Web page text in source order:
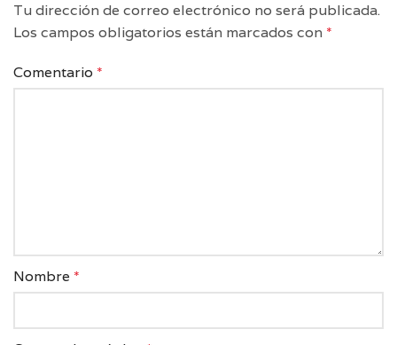
Tu dirección de correo electrónico no será publicada.
Los campos obligatorios están marcados con *
Comentario *
Nombre *